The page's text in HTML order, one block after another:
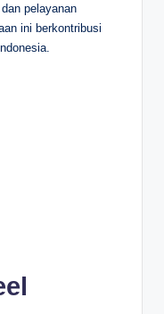
pelayanan
ini berkontribusi